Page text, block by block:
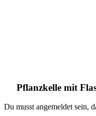
Pflanzkelle mit
Du musst angemeldet sein,